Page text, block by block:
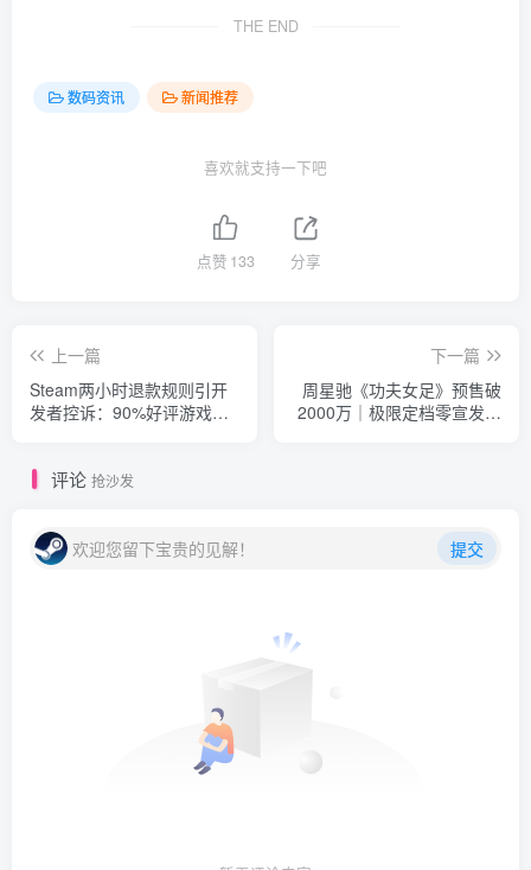
THE END
数码资讯 新闻推荐
喜欢就支持一下吧
点赞 133 分享
上一篇
Steam两小时退款规则引开
发者控诉：90%好评游戏遭
下一篇
周星驰《功夫女足》预售破
2000万｜极限定档零宣发，
评论 抢沙发
欢迎您留下宝贵的见解！ 提交